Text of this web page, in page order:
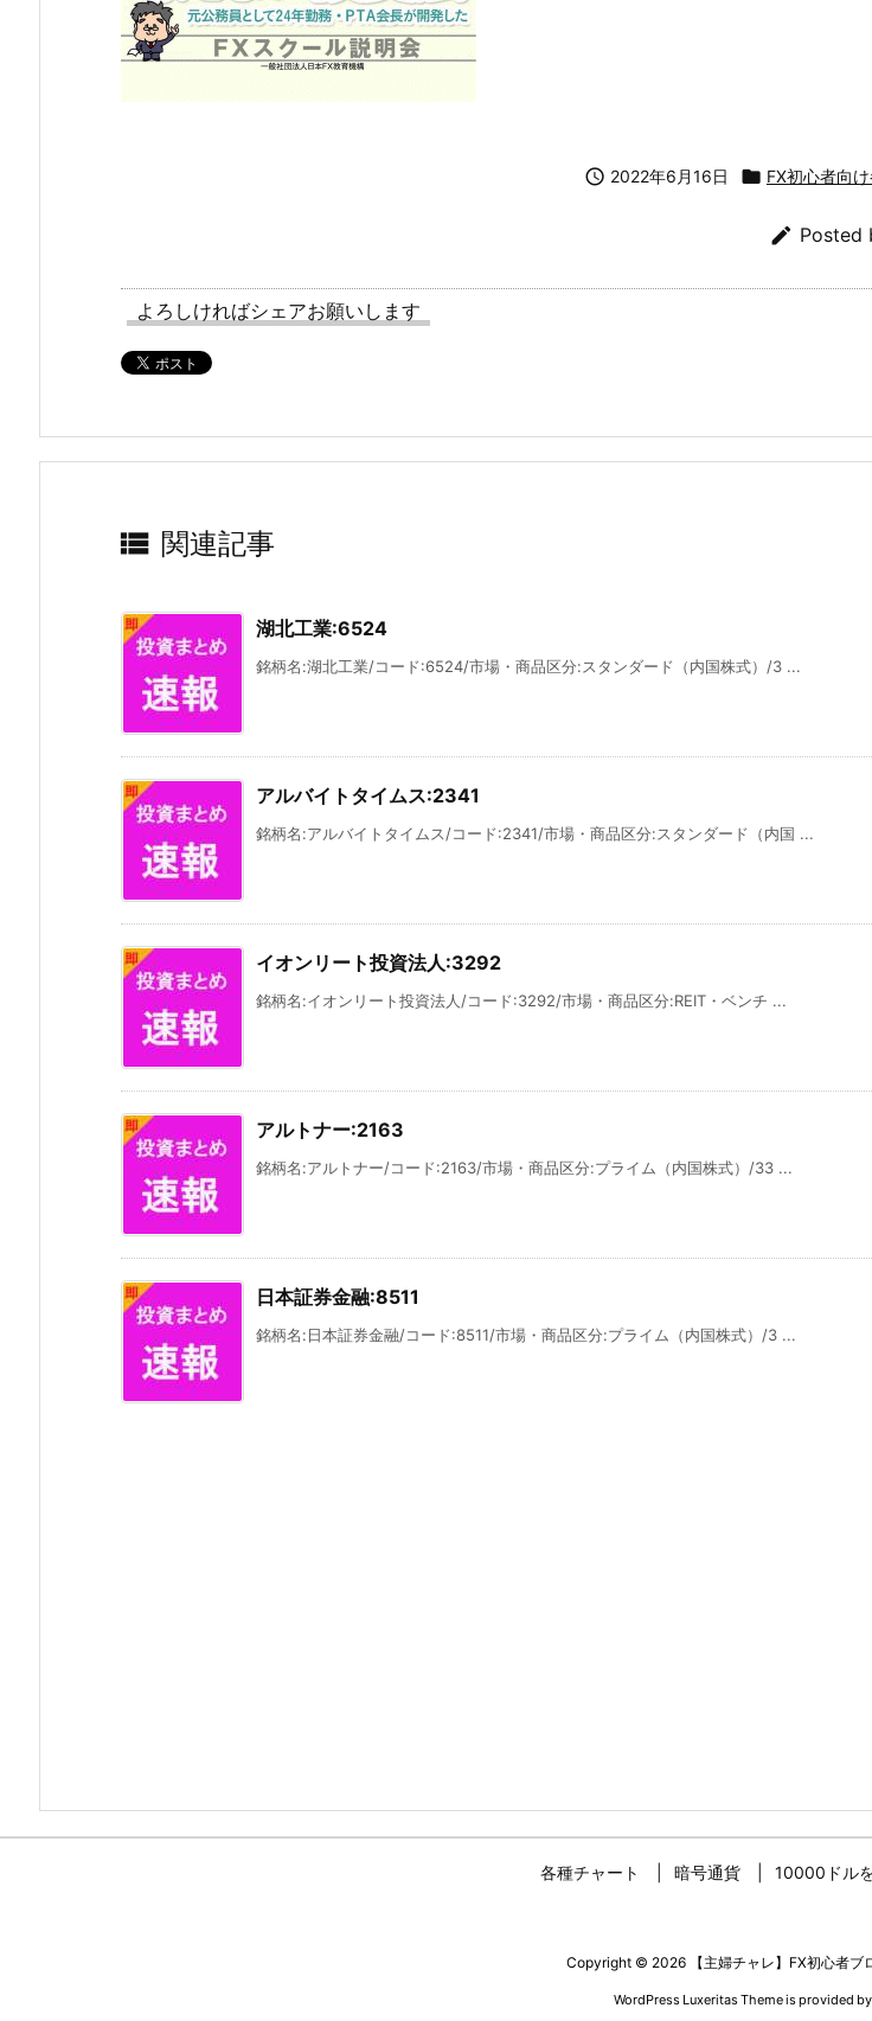
 2022年6月16日  FX初心者向
 Posted
よろしければシェアお願いします
 関連記事
湖北工業:6524
銘柄名:湖北工業/コード:6524/市場・商品区分:スタンダード（内国株式）/3 ...
アルバイトタイムス:2341
銘柄名:アルバイトタイムス/コード:2341/市場・商品区分:スタンダード（内国 ...
イオンリート投資法人:3292
銘柄名:イオンリート投資法人/コード:3292/市場・商品区分:REIT・ベンチ ...
アルトナー:2163
銘柄名:アルトナー/コード:2163/市場・商品区分:プライム（内国株式）/33 ...
日本証券金融:8511
銘柄名:日本証券金融/コード:8511/市場・商品区分:プライム（内国株式）/3 ...
各種チャート 暗号通貨 10000ドル
Copyright © 2026 【主婦チャレ】FX初心者ブ
WordPress Luxeritas Theme is provided